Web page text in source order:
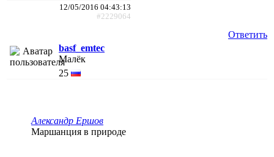
12/05/2016 04:43:13
#2229064
Ответить
basf_emtec
Малёк
25
Александр Ершов
Маршанция в природе